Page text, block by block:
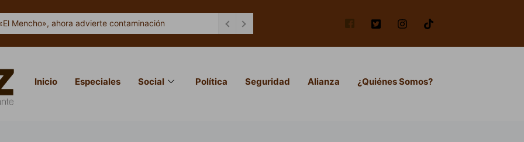
Mencho», ahora advierte contaminación
Inicio Especiales Social Política Seguridad Alianza ¿Quiénes Somos?